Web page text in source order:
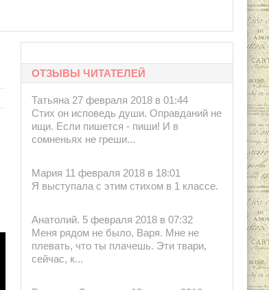
ОТЗЫВЫ ЧИТАТЕЛЕЙ
Татьяна 27 февраля 2018 в 01:44
Стих он исповедь души. Оправданий не
ищи. Если пишется - пиши! И в
сомненьях не греши...
Мария 11 февраля 2018 в 18:01
Я выступала с этим стихом в 1 классе.
Анатолий. 5 февраля 2018 в 07:32
Меня рядом не было, Варя. Мне не
плевать, что ты плачешь. Эти твари,
сейчас, к...